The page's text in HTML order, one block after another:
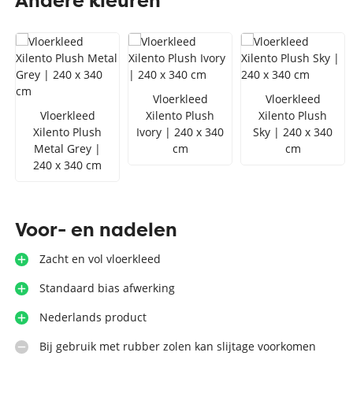
Vloerkleed zwart wit
Toon alles Kleuren
Toon alles Soorten
Toon alles Afmetingen
Toon alles Merken
Vloerkleed
Xilento Plush
Metal Grey |
240 x 340 cm
Vloerkleed
Xilento Plush
Ivory | 240 x 340
cm
Vloerkleed
Xilento Plush
Sky | 240 x 340
cm
Voor- en nadelen
Zacht en vol vloerkleed
Standaard bias afwerking
Nederlands product
Bij gebruik met rubber zolen kan slijtage voorkomen